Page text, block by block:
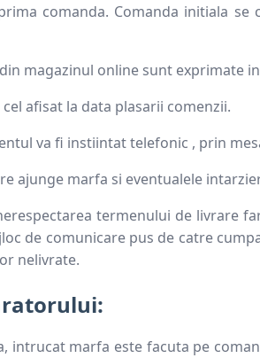
comanda. Comanda initiala
magazinul online sunt exprimate
afisat la data plasarii comenzii.
va fi instiintat telefonic , prin
ajunge marfa si eventualele
termenului de livrare
de comunicare pus de catre
nelivrate.
intrucat marfa este facuta pe